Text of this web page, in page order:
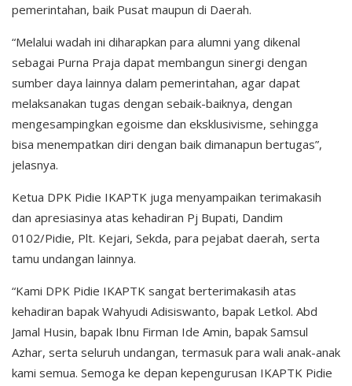
pemerintahan, baik Pusat maupun di Daerah.
“Melalui wadah ini diharapkan para alumni yang dikenal
sebagai Purna Praja dapat membangun sinergi dengan
sumber daya lainnya dalam pemerintahan, agar dapat
melaksanakan tugas dengan sebaik-baiknya, dengan
mengesampingkan egoisme dan eksklusivisme, sehingga
bisa menempatkan diri dengan baik dimanapun bertugas”,
jelasnya.
Ketua DPK Pidie IKAPTK juga menyampaikan terimakasih
dan apresiasinya atas kehadiran Pj Bupati, Dandim
0102/Pidie, Plt. Kejari, Sekda, para pejabat daerah, serta
tamu undangan lainnya.
“Kami DPK Pidie IKAPTK sangat berterimakasih atas
kehadiran bapak Wahyudi Adisiswanto, bapak Letkol. Abd
Jamal Husin, bapak Ibnu Firman Ide Amin, bapak Samsul
Azhar, serta seluruh undangan, termasuk para wali anak-anak
kami semua. Semoga ke depan kepengurusan IKAPTK Pidie